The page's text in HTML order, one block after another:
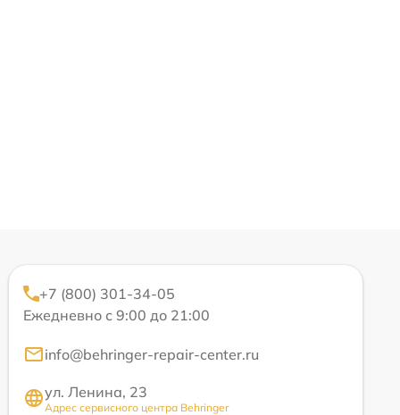
+7 (800) 301-34-05
Ежедневно с 9:00 до 21:00
info@behringer-repair-center.ru
ул. Ленина, 23
Адрес сервисного центра Behringer